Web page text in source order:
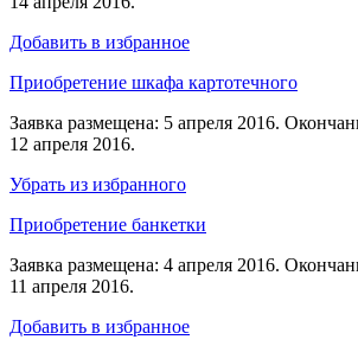
Добавить в избранное
Приобретение шкафа картотечного
Заявка размещена: 5 апреля 2016.
12 апреля 2016.
Убрать из избранного
Приобретение банкетки
Заявка размещена: 4 апреля 2016.
11 апреля 2016.
Добавить в избранное